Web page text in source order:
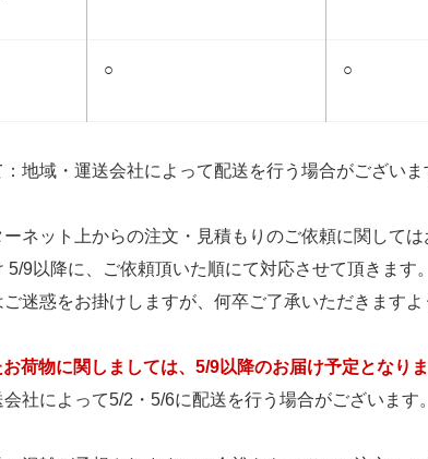
○ ○
地域・運送会社によって配送を行う場合がございま
ネット上からの注文・見積もりのご依頼に関しては
5/9以降に、ご依頼頂いた順にて対応させて頂きます。
迷惑をお掛けしますが、何卒ご了承いただきますよ
荷物に関しましては、5/9以降のお届け予定となりま
社によって5/2・5/6に配送を行う場合がございます。